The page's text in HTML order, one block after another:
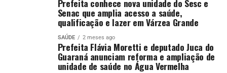
Prefeita conhece nova unidade do Sesc e
Senac que amplia acesso a saúde,
qualificação e lazer em Várzea Grande
SAÚDE 2 meses ago
Prefeita Flávia Moretti e deputado Juca do
Guaraná anunciam reforma e ampliação de
unidade de saúde no Água Vermelha